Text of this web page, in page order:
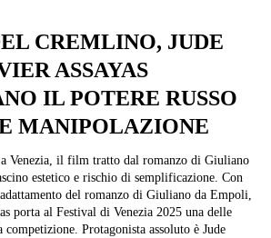
CREMLINO, JUDE
ASSAYAS
IL POTERE RUSSO
MANIPOLAZIONE
a Venezia, il film tratto dal romanzo di Giuliano
estetico e rischio di semplificazione. Con
del romanzo di Giuliano da Empoli,
porta al Festival di Venezia 2025 una delle
competizione. Protagonista assoluto è Jude